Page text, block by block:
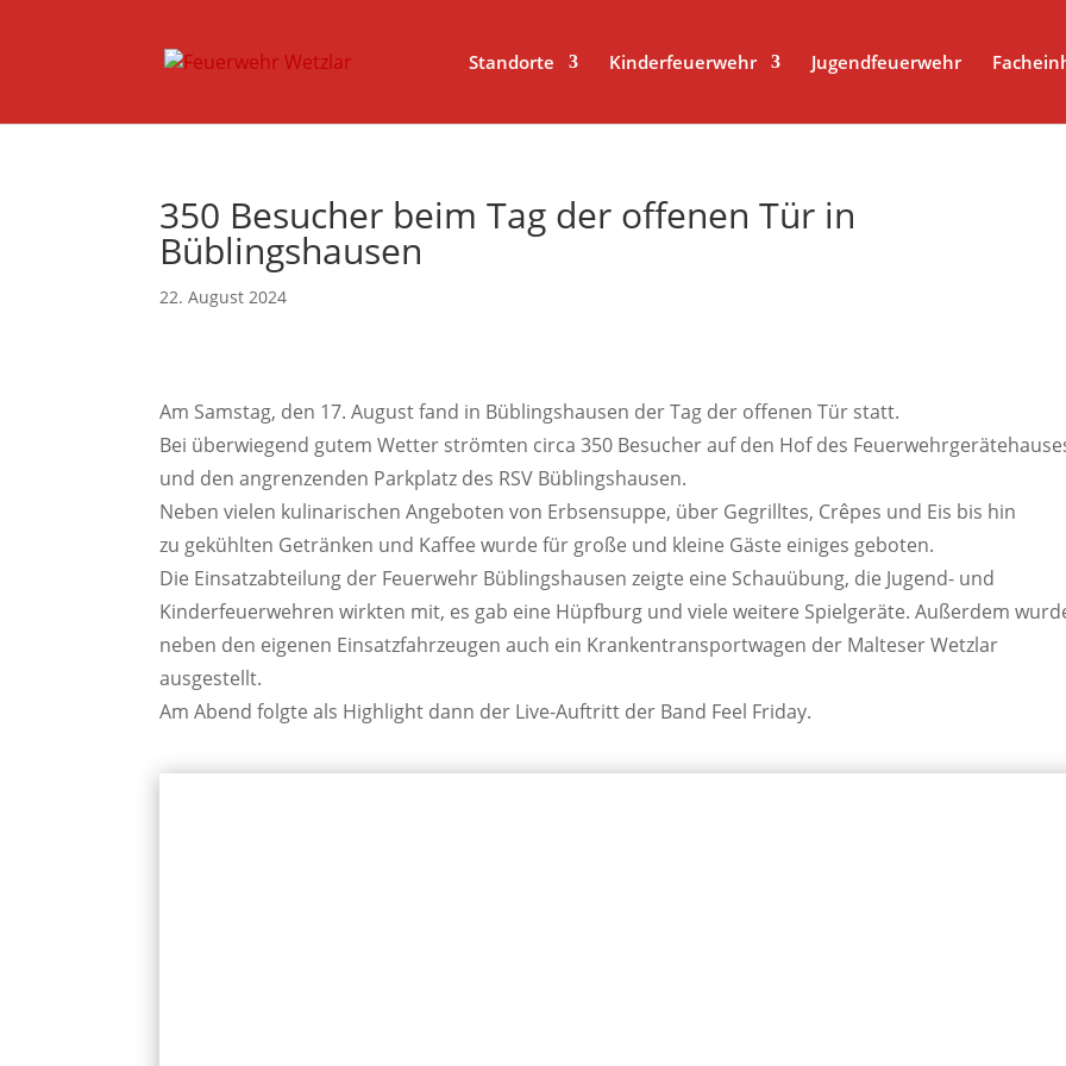
Standorte Kinderfeuerwehr Jugendfeuerwehr
350 Besucher beim Tag der offenen Tür in
Büblingshausen
22. August 2024
Am Samstag, den 17. August fand in Büblingshausen der Tag der offenen Tür statt.
Bei überwiegend gutem Wetter strömten circa 350 Besucher auf den Hof des
und den angrenzenden Parkplatz des RSV Büblingshausen.
Neben vielen kulinarischen Angeboten von Erbsensuppe, über Gegrilltes, Crêpes und Eis bis hin
zu gekühlten Getränken und Kaffee wurde für große und kleine Gäste einiges geboten.
Die Einsatzabteilung der Feuerwehr Büblingshausen zeigte eine Schauübung, die Jugend- und
Kinderfeuerwehren wirkten mit, es gab eine Hüpfburg und viele weitere Spielgeräte. Außerdem
neben den eigenen Einsatzfahrzeugen auch ein Krankentransportwagen der Malteser Wetzlar
ausgestellt.
Am Abend folgte als Highlight dann der Live-Auftritt der Band Feel Friday.